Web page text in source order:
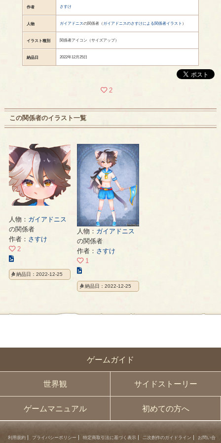
ゲームガイド
世界観 サイドストーリー
ゲームマニュアル 初めての方へ
作者 さすけ
人物 ガイアドニスの関係者（ ガイアドニスのさすけによる関係者イラスト ）
イラスト種別 関係者アイコン（サイズアップ）
納品日 2022年12月25日
2
この関係者のイラスト一覧
人物： ガイアドニス
の関係者
作者： さすけ
2
の
イ
ジ
納品日：2022-12-25
人物： ガイアドニス
の関係者
作者： さすけ
1
の
イ
ー
ジ
納品日：2022-12-25
利用規約 プライバシーポリシー 特定商取引法に基づく表示 二次創作のガイドライン お問い合